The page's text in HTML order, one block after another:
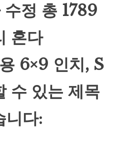
정 총 1789
혼다
6×9 인치, S
수 있는 제목
니다: